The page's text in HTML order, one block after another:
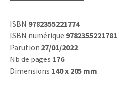
ISBN 9782355221774
ISBN numérique 9782355221781
Parution 27/01/2022
Nb de pages 176
Dimensions 140 x 205 mm